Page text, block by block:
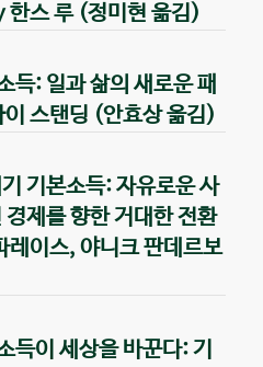
한스 루 (정미현 옮김)
득: 일과 삶의 새로운 패
스탠딩 (안효상 옮김)
기본소득: 자유로운 사
제를 향한 거대한 전환
레이스, 야니크 판데르보
득이 세상을 바꾼다: 기